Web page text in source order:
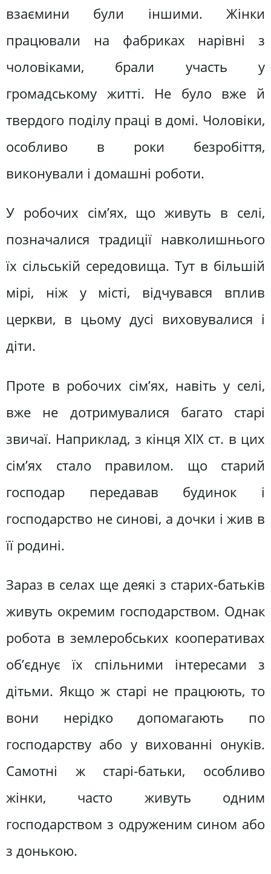
взаємини були іншими. Жінки
працювали на фабриках нарівні з
чоловіками, брали участь у
громадському житті. Не було вже й
твердого поділу праці в домі. Чоловіки,
особливо в роки безробіття,
виконували і домашні роботи.
У робочих сім’ях, що живуть в селі,
позначалися традиції навколишнього
їх сільській середовища. Тут в більшій
мірі, ніж у місті, відчувався вплив
церкви, в цьому дусі виховувалися і
діти.
Проте в робочих сім’ях, навіть у селі,
вже не дотримувалися багато старі
звичаї. Наприклад, з кінця XIX ст. в цих
сім’ях стало правилом. що старий
господар передавав будинок і
господарство не синові, а дочки і жив в
її родині.
Зараз в селах ще деякі з старих-батьків
живуть окремим господарством. Однак
робота в землеробських кооперативах
об’єднує їх спільними інтересами з
дітьми. Якщо ж старі не працюють, то
вони нерідко допомагають по
господарству або у вихованні онуків.
Самотні ж старі-батьки, особливо
жінки, часто живуть одним
господарством з одруженим сином або
з донькою.